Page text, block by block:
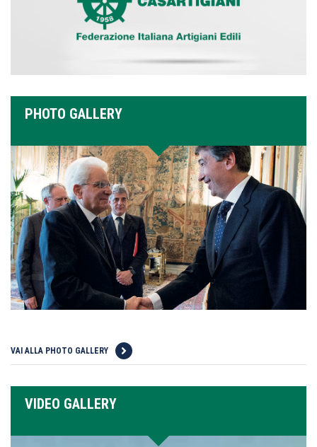
PHOTO GALLERY
VAI ALLA PHOTO GALLERY
VIDEO GALLERY